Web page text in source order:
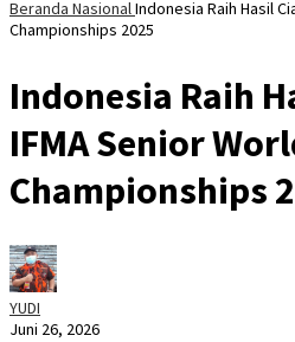
Beranda NasionalIndonesia Raih Hasil
Championships 2025
Indonesia Raih
IFMA Senior
Championships
YUDI
Juni 26, 2026